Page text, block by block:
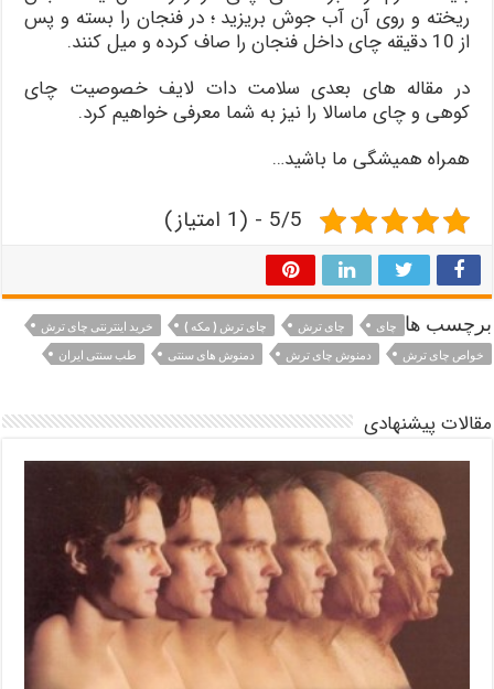
ریخته و روی آن آب جوش بریزید ؛ در فنجان را بسته و پس
از 10 دقیقه چای داخل فنجان را صاف کرده و میل کنند.
در مقاله های بعدی سلامت دات لایف خصوصیت چای
کوهی و چای ماسالا را نیز به شما معرفی خواهیم کرد.
همراه همیشگی ما باشید…
5/5 - (1 امتیاز)
برچسب ها چای چای ترش چای ترش ( مکه )
خرید اینترنتی چای ترش
خواص چای ترش
دمنوش چای ترش دمنوش های سنتی طب سنتی ایران
مقالات پیشنهادی